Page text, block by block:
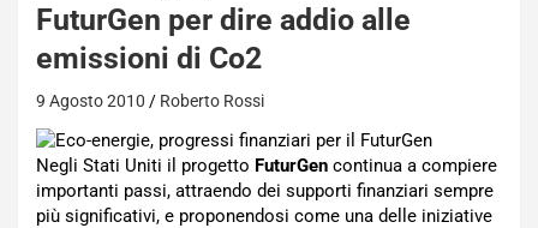
FuturGen per dire addio alle
emissioni di Co2
9 Agosto 2010 Roberto Rossi
Negli Stati Uniti il progetto FuturGen continua a compiere
importanti passi, attraendo dei supporti finanziari sempre
più significativi, e proponendosi come una delle iniziative